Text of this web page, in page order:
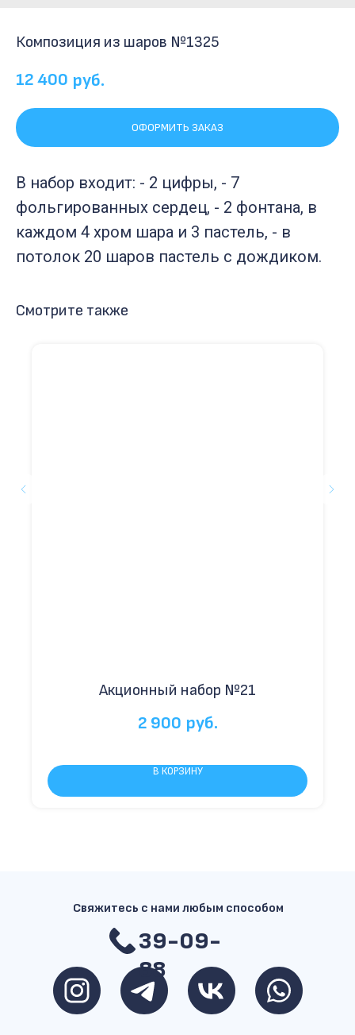
Композиция из шаров №1325
12 400 руб.
ОФОРМИТЬ ЗАКАЗ
В набор входит: - 2 цифры, - 7
фольгированных сердец, - 2 фонтана, в
каждом 4 хром шара и 3 пастель, - в
потолок 20 шаров пастель с дождиком.
Смотрите также
Акционный набор №21
2 900 руб.
В КОРЗИНУ
39-09-
88
Свяжитесь с нами любым способом